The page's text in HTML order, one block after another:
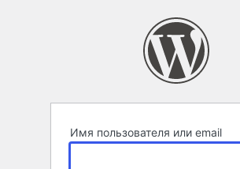
Имя пользователя или email